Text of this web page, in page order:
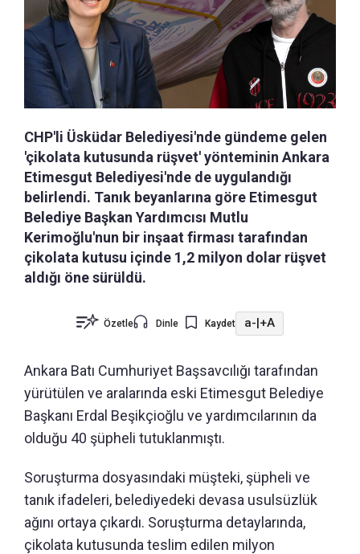
CHP'li Üsküdar Belediyesi'nde gündeme gelen
'çikolata kutusunda rüşvet' yönteminin Ankara
Etimesgut Belediyesi'nde de uygulandığı
belirlendi. Tanık beyanlarına göre Etimesgut
Belediye Başkan Yardımcısı Mutlu
Kerimoğlu'nun bir inşaat firması tarafından
çikolata kutusu içinde 1,2 milyon dolar rüşvet
aldığı öne sürüldü.
Özetle Dinle Kaydet a- +A
Ankara Batı Cumhuriyet Başsavcılığı tarafından
yürütülen ve aralarında eski Etimesgut Belediye
Başkanı Erdal Beşikçioğlu ve yardımcılarının da
olduğu 40 şüpheli tutuklanmıştı.
Soruşturma dosyasındaki müşteki, şüpheli ve
tanık ifadeleri, belediyedeki devasa usulsüzlük
ağını ortaya çıkardı. Soruşturma detaylarında,
çikolata kutusunda teslim edilen milyon